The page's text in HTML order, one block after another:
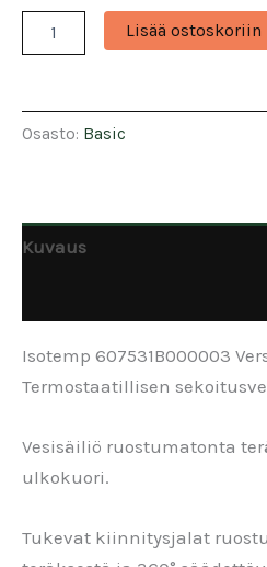
Basic
Lisää ostoskoriin
Osasto: Basic
Kuvaus
Isotemp 607531B000003
Termostaatillisen
Vesisäiliö ruostumatonta
ulkokuori.
Tukevat kiinnitysjalat